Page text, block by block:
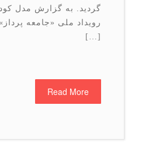
گردید. به گزارش مدل کودک به
رویداد ملی «جامعه پرداز» و
Read More